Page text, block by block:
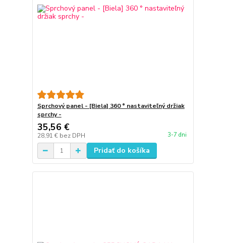
Sprchový panel - [Biela] 360 ° nastaviteľný držiak
sprchy -
35,56 €
28,91 € bez DPH 3-7 dni
Pridať do košíka